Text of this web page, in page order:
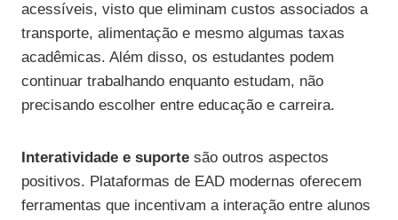
acessíveis, visto que eliminam custos associados a
transporte, alimentação e mesmo algumas taxas
acadêmicas. Além disso, os estudantes podem
continuar trabalhando enquanto estudam, não
precisando escolher entre educação e carreira.
Interatividade e suporte são outros aspectos
positivos. Plataformas de EAD modernas oferecem
ferramentas que incentivam a interação entre alunos